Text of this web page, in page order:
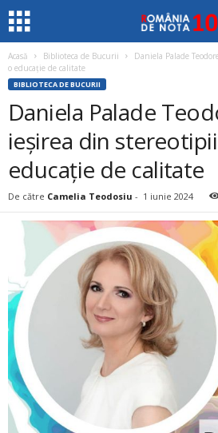
Acasă Biblioteca de Bucurii
Daniela Palade
o educație de calitate
BIBLIOTECA DE BUCURII
Daniela Palade
ieșirea din
educație de calitate
De către Camelia Teodosiu - 1 iunie 2024